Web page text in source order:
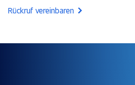
Rückruf vereinbaren